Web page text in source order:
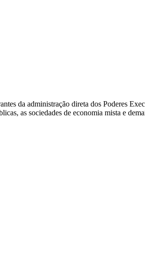
da administração direta dos Poderes
as sociedades de economia mista e